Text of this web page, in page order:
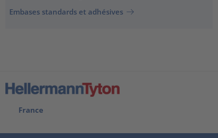
Embases standards et adhésives
France